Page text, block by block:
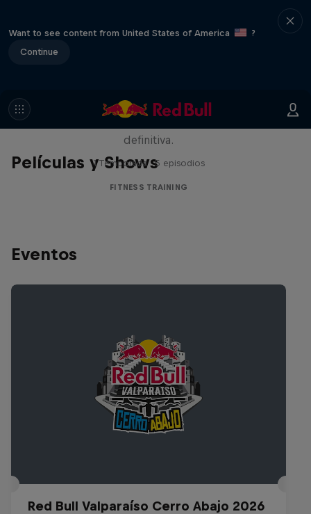
Want to see content from United States of America
?
Continue
Películas y Shows
Los mejores atletas HYROX compiten
definitiva.
1 Temporada · 5 episodios
FITNESS TRAINING
Eventos
Red Bull Valparaíso Cerro Abajo 2026